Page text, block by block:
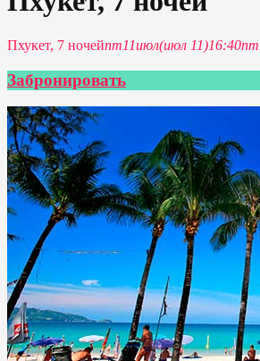
Пхукет, 7 ночейпт11июл(июл 11)16:40пт
Забронировать